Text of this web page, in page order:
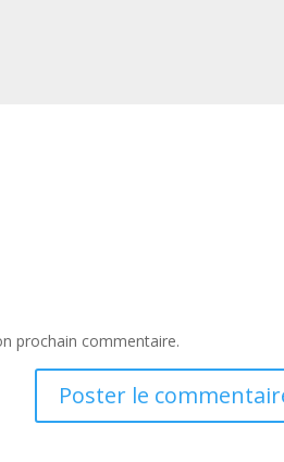
prochain commentaire.